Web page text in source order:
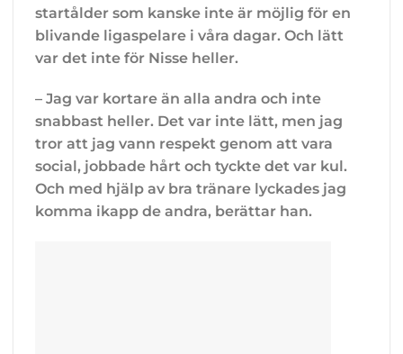
startålder som kanske inte är möjlig för en
blivande ligaspelare i våra dagar. Och lätt
var det inte för Nisse heller.
– Jag var kortare än alla andra och inte
snabbast heller. Det var inte lätt, men jag
tror att jag vann respekt genom att vara
social, jobbade hårt och tyckte det var kul.
Och med hjälp av bra tränare lyckades jag
komma ikapp de andra, berättar han.